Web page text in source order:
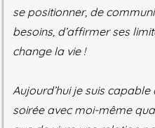
se positionner, de
besoins, d’affirmer ses
change la vie !
Aujourd’hui je suis
soirée avec moi-même